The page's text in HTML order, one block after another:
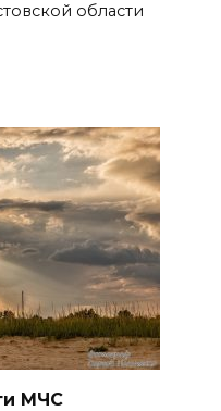
области
МЧС